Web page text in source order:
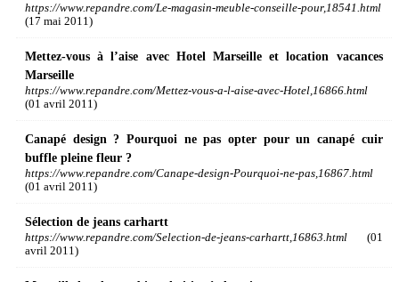
https://www.repandre.com/Le-magasin-meuble-conseille-pour,18541.html
(17 mai 2011)
Mettez-vous à l’aise avec Hotel Marseille et location vacances
Marseille
https://www.repandre.com/Mettez-vous-a-l-aise-avec-Hotel,16866.html
(01 avril 2011)
Canapé design ? Pourquoi ne pas opter pour un canapé cuir
buffle pleine fleur ?
https://www.repandre.com/Canape-design-Pourquoi-ne-pas,16867.html
(01 avril 2011)
Sélection de jeans carhartt
https://www.repandre.com/Selection-de-jeans-carhartt,16863.html (01
avril 2011)